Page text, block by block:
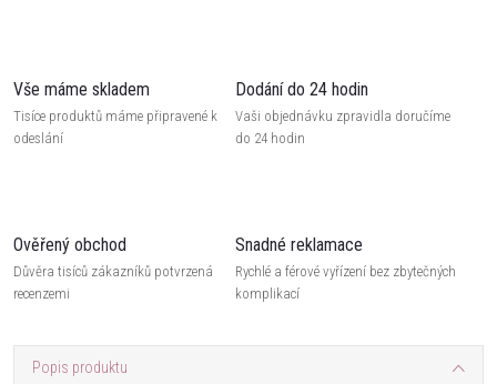
Vše máme skladem
Tisíce produktů máme připravené k
odeslání
Dodání do 24 hodin
Vaši objednávku zpravidla doručíme
do 24 hodin
Ověřený obchod
Důvěra tisíců zákazníků potvrzená
recenzemi
Snadné reklamace
Rychlé a férové vyřízení bez zbytečných
komplikací
Popis produktu